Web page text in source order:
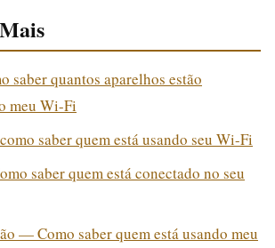
saber quantos aparelhos estão
meu Wi-Fi
saber quem está usando seu Wi-Fi
saber quem está conectado no seu
— Como saber quem está usando meu